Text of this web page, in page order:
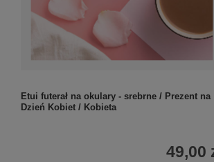
Etui futerał na okulary - srebrne / Prezent na
Dzień Kobiet / Kobieta
49,00